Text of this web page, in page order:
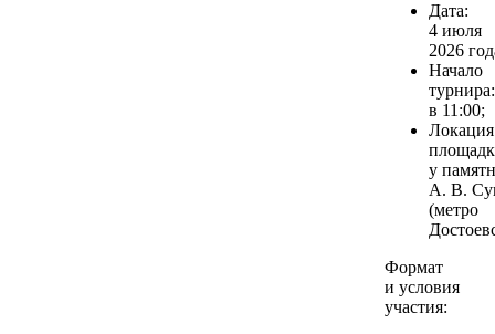
Дата:
4 июля
2026
Начало
турнира:
в 11:00;
у
А. В.
(метро
Формат
и условия
участия: